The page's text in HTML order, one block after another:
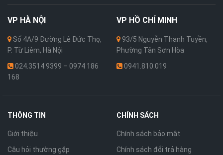
VP HÀ NỘI
Số 4A/9 Đường Lê Đức Thọ,
P. Từ Liêm, Hà Nội
024.3514 9399 – 0974 186
168
VP HỒ CHÍ MINH
93/5 Nguyễn Thanh Tuyền,
Phường Tân Sơn Hòa
0941.810.019
THÔNG TIN
Giới thiệu
Câu hỏi thường gặp
CHÍNH SÁCH
Chính sách bảo mật
Chính sách đổi trả hàng